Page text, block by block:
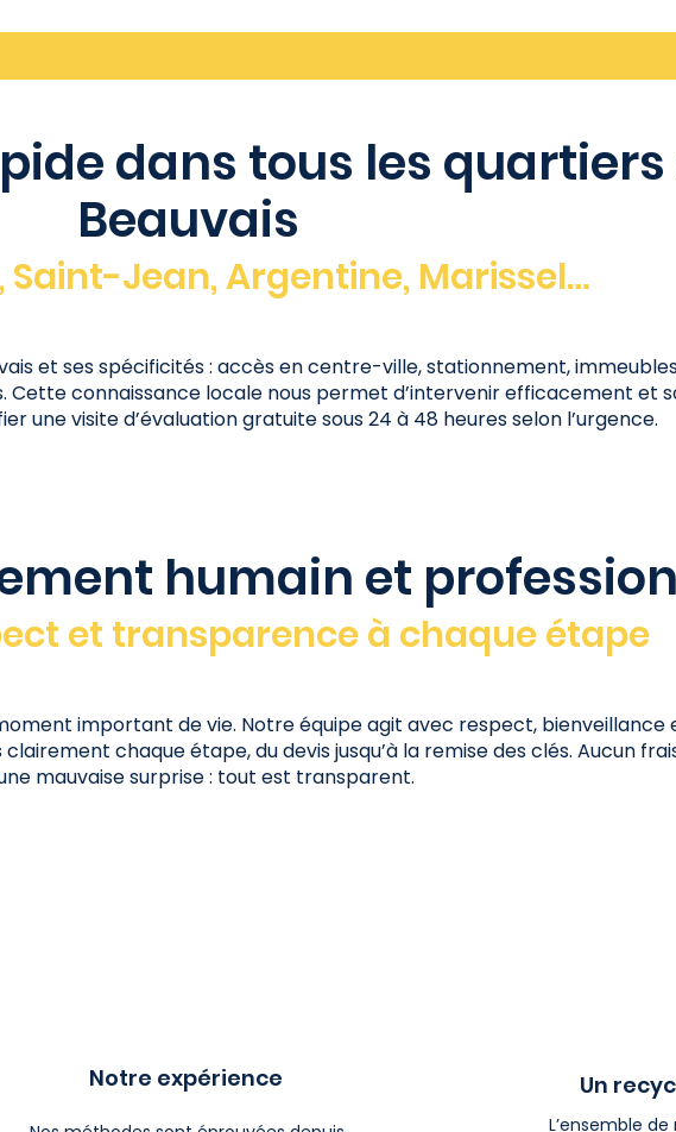
dans tous les quartiers
Beauvais
Jean, Argentine, Marissel…
et ses spécificités : accès en centre-ville, stationnement,
Cette connaissance locale nous permet d’intervenir efficacement et
une visite d’évaluation gratuite sous 24 à 48 heures selon l’urgence.
humain et
et transparence à chaque étape
important de vie. Notre équipe agit avec respect, bienveillance
chaque étape, du devis jusqu’à la remise des clés. Aucun
mauvaise surprise : tout est transparent.
Notre expérience Un
L’ensemble